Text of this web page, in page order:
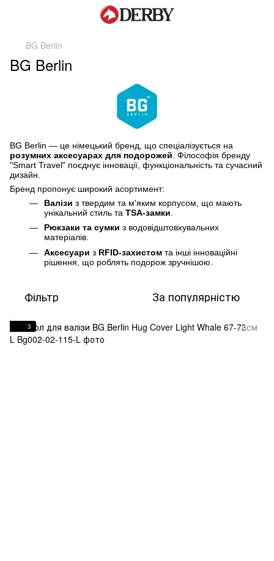
BG Berlin
BG Berlin
BG Berlin — це німецький бренд, що спеціалізується на
розумних аксесуарах для подорожей . Філософія бренду
"Smart Travel" поєднує інновації, функціональність та сучасний
дизайн.
Бренд пропонує широкий асортимент:
Валізи з твердим та м'яким корпусом, що мають
унікальний стиль та TSA-замки
Рюкзаки та сумки з водовідштовхувальних
матеріалів.
Аксесуари з RFID-захистом та інші інноваційні
рішення, що роблять подорож зручнішою.
Фільтр За популярністю
3